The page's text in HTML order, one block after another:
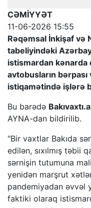
CƏMİYYƏT
11-06-2026 15:55
Rəqəmsal İnkişaf və
tabeliyindəki
istismardan kənarda
avtobusların
istiqamətində işlərə
Bu barədə
AYNA-dan bildirilib.
"Bir vaxtlar Bakıda
edilən, sıxılmış təbii
sərnişin tutumuna
yenidən marşrut
pandemiyadan əvvəl
faktiki olaraq